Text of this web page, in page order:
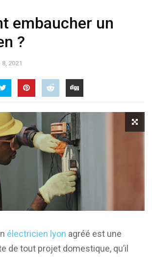
embaucher un
?
2021
électricien lyon agréé est une
de tout projet domestique, qu’il